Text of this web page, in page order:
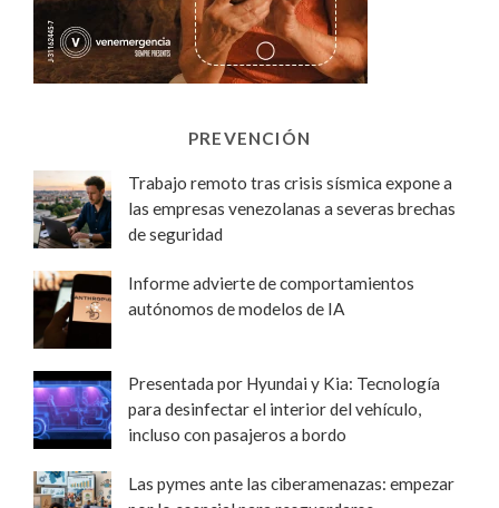
PREVENCIÓN
Trabajo remoto tras crisis sísmica expone a
las empresas venezolanas a severas brechas
de seguridad
Informe advierte de comportamientos
autónomos de modelos de IA
Presentada por Hyundai y Kia: Tecnología
para desinfectar el interior del vehículo,
incluso con pasajeros a bordo
Las pymes ante las ciberamenazas: empezar